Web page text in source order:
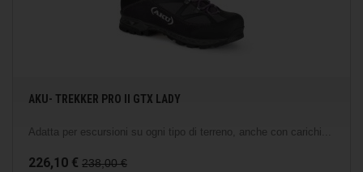
AKU- TREKKER PRO II GTX LADY
Adatta per escursioni su ogni tipo di terreno, anche con carichi...
226,10 € 238,00 €